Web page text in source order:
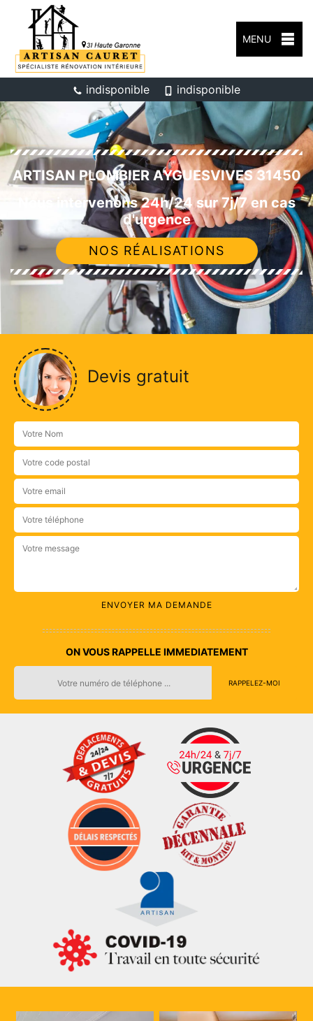
MENU
indisponible indisponible
ARTISAN PLOMBIER AYGUESVIVES 31450
Nous intervenons 24h/24 sur 7j/7 en cas
d'urgence
NOS RÉALISATIONS
Devis gratuit
ON VOUS RAPPELLE IMMEDIATEMENT